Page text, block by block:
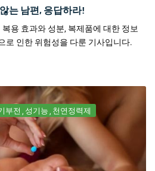
는 남편, 응답하라!
용 효과와 성분, 복제품에 대한 정보
로 인한 위험성을 다룬 기사입니다.
부전 성기능 천연정력제